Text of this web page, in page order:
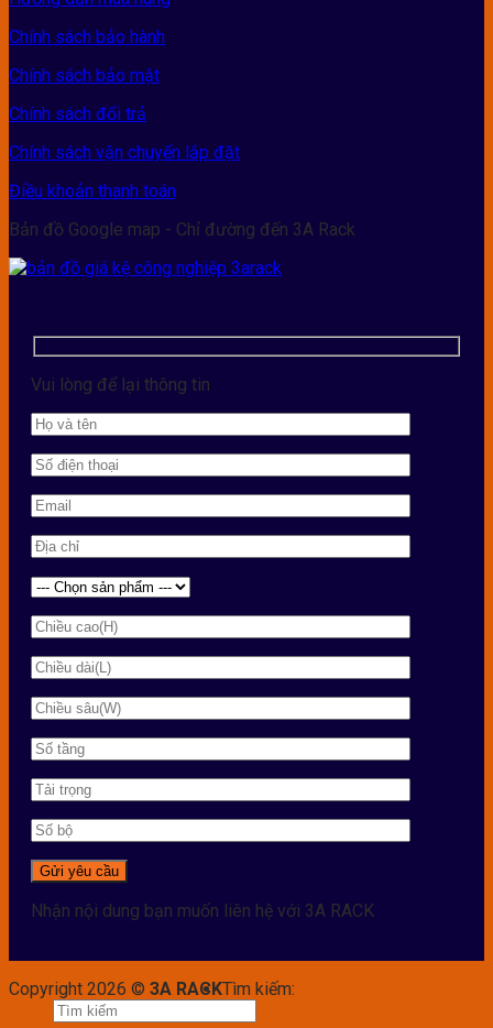
Chính sách bảo hành
Chính sách bảo mật
Chính sách đổi trả
Chính sách vận chuyển lắp đặt
Điều khoản thanh toán
Bản đồ Google map - Chỉ đường đến 3A Rack
Vui lòng để lại thông tin
Nhận nội dung bạn muốn liên hệ với 3A RACK
Copyright 2026 © 3A RACKTìm kiếm: